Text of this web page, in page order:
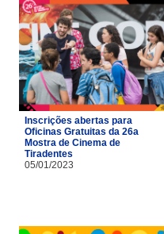
Inscrições abertas para
Oficinas Gratuitas da 26a
Mostra de Cinema de
Tiradentes
05/01/2023